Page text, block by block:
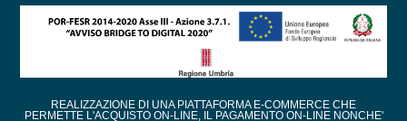
REALIZZAZIONE DI UNA PIATTAFORMA E-COMMERCE CHE
PERMETTE L'ACQUISTO ON-LINE, IL PAGAMENTO ON-LINE NONCHE'